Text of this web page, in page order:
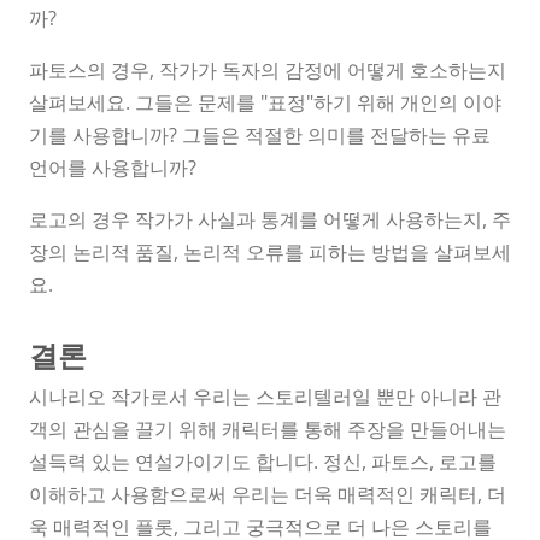
까?
파토스의 경우, 작가가 독자의 감정에 어떻게 호소하는지
살펴보세요. 그들은 문제를 "표정"하기 위해 개인의 이야
기를 사용합니까? 그들은 적절한 의미를 전달하는 유료
언어를 사용합니까?
로고의 경우 작가가 사실과 통계를 어떻게 사용하는지, 주
장의 논리적 품질, 논리적 오류를 피하는 방법을 살펴보세
요.
결론
시나리오 작가로서 우리는 스토리텔러일 뿐만 아니라 관
객의 관심을 끌기 위해 캐릭터를 통해 주장을 만들어내는
설득력 있는 연설가이기도 합니다. 정신, 파토스, 로고를
이해하고 사용함으로써 우리는 더욱 매력적인 캐릭터, 더
욱 매력적인 플롯, 그리고 궁극적으로 더 나은 스토리를